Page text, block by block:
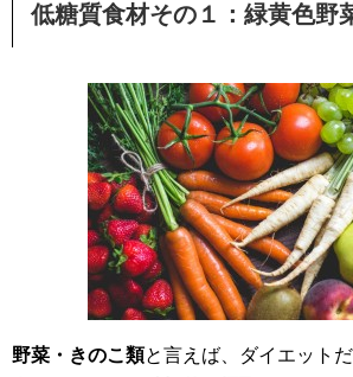
低糖質食材その１：緑黄色野
野菜・きのこ類と言えば、ダイエット